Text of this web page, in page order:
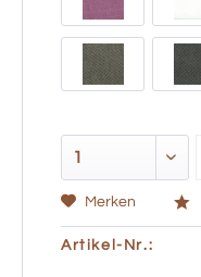
Merken
Artikel-Nr.: